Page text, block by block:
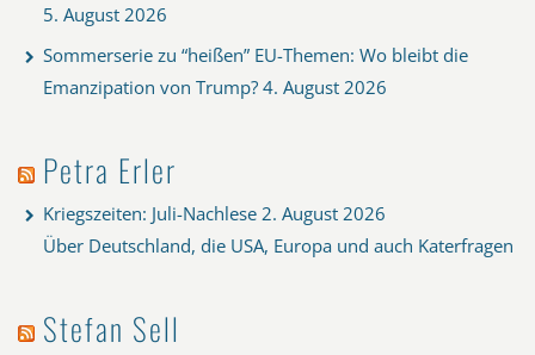
5. August 2026
Sommerserie zu “heißen” EU-Themen: Wo bleibt die
Emanzipation von Trump? 4. August 2026
Petra Erler
Kriegszeiten: Juli-Nachlese 2. August 2026
Über Deutschland, die USA, Europa und auch Katerfragen
Stefan Sell